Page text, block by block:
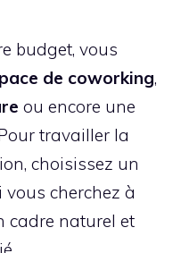
budget, vous
de coworking,
ou encore une
travailler la
choisissez un
cherchez à
cadre naturel et